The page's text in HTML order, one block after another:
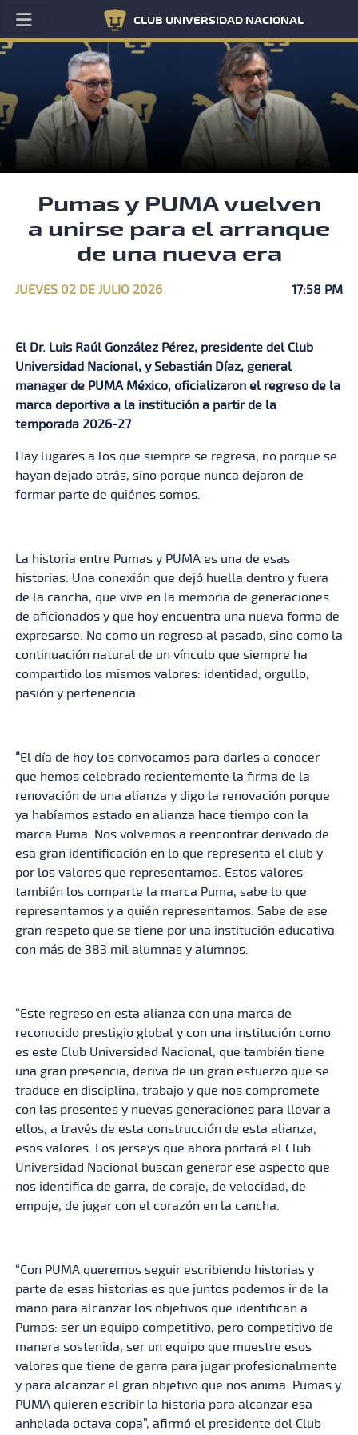
CLUB UNIVERSIDAD NACIONAL
Pumas y PUMA vuelven
a unirse para el arranque
de una nueva era
JUEVES 02 DE JULIO 2026 17:58 PM
El Dr. Luis Raúl González Pérez, presidente del Club
Universidad Nacional, y Sebastián Díaz, general
manager de PUMA México, oficializaron el regreso de la
marca deportiva a la institución a partir de la
temporada 2026-27
Hay lugares a los que siempre se regresa; no porque se
hayan dejado atrás, sino porque nunca dejaron de
formar parte de quiénes somos.
La historia entre Pumas y PUMAes una de esas
historias. Una conexión que dejó huella dentro y fuera
de la cancha, que vive en la memoria de generaciones
de aficionados y que hoy encuentra una nueva forma de
expresarse. No como un regreso al pasado, sino como la
continuación natural de un vínculo que siempre ha
compartido los mismos valores: identidad, orgullo,
pasión y pertenencia.
“El día de hoy los convocamos para darles a conocer
que hemos celebrado recientemente la firma de la
renovación de una alianza y digo la renovación porque
ya habíamos estado en alianza hace tiempo con la
marca Puma. Nos volvemos a reencontrar derivado de
esa gran identificación en lo que representa el club y
por los valores que representamos. Estos valores
también los comparte la marca Puma, sabe lo que
representamos y a quién representamos. Sabe de ese
gran respeto que se tiene por una institución educativa
con más de 383 mil alumnas y alumnos.
“Este regreso en esta alianza con una marca de
reconocido prestigio global y con una institución como
es este Club Universidad Nacional, que también tiene
una gran presencia, deriva de un gran esfuerzo que se
traduce en disciplina, trabajo y que nos compromete
con las presentes y nuevas generaciones para llevar a
ellos, a través de esta construcción de esta alianza,
esos valores. Los jerseys que ahora portará el Club
Universidad Nacional buscan generar ese aspecto que
nos identifica de garra, de coraje, de velocidad, de
empuje, de jugar con el corazón en la cancha.
“Con PUMA queremos seguir escribiendo historias y
parte de esas historias es que juntos podemos ir de la
mano para alcanzar los objetivos que identifican a
Pumas: ser un equipo competitivo, pero competitivo de
manera sostenida, ser un equipo que muestre esos
valores que tiene de garra para jugar profesionalmente
y para alcanzar el gran objetivo que nos anima. Pumas y
PUMA quieren escribir la historia para alcanzar esa
anhelada octava copa”, afirmó el presidente del Club